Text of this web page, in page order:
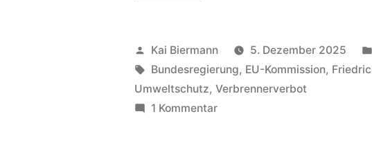
Veröffentlicht
von
Kai Biermann 5. Dezember 2025
Schlagwörter:
Bundesregierung, EU-Kommission,
Umweltschutz,Verbrennerverbot
1 Kommentarzu